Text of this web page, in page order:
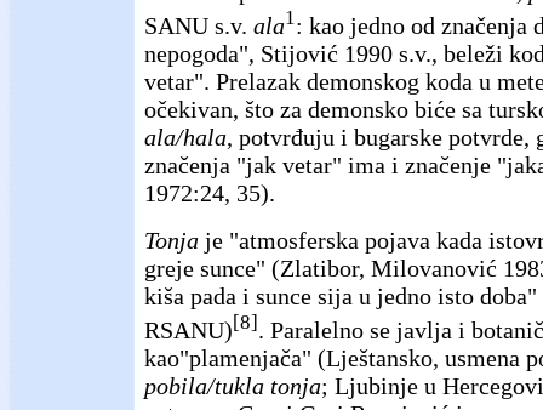
SANU s.v. ala1: kao jedno od značenja
nepogoda", Stijović 1990 s.v., beleži
vetar". Prelazak demonskog koda u
očekivan, što za demonsko biće sa
ala/hala, potvrđuju i bugarske potvrde,
značenja "jak vetar" ima i značenje
1972:24, 35).
Tonja je "atmosferska pojava kada
greje sunce" (Zlatibor, Milovanović
kiša pada i sunce sija u jedno isto doba"
RSANU)[8]. Paralelno se javlja i
kao"plamenjača" (Lještansko, usmena
pobila/tukla tonja; Ljubinje u